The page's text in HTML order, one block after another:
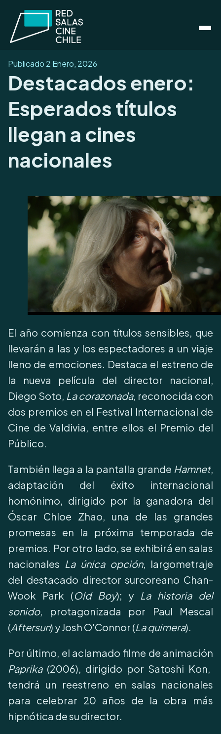
Publicado 2 Enero, 2026
Destacados enero:
Esperados títulos
llegan a cines
nacionales
El año comienza con títulos sensibles, que
llevarán a las y los espectadores a un viaje
lleno de emociones. Destaca el estreno de
la nueva película del director nacional,
Diego Soto, La corazonada, reconocida con
dos premios en el Festival Internacional de
Cine de Valdivia, entre ellos el Premio del
Público.
También llega a la pantalla grande Hamnet,
adaptación del éxito internacional
homónimo, dirigido por la ganadora del
Óscar Chloe Zhao, una de las grandes
promesas en la próxima temporada de
premios. Por otro lado, se exhibirá en salas
nacionales La única opción, largometraje
del destacado director surcoreano Chan-
Wook Park (Old Boy); y La historia del
sonido, protagonizada por Paul Mescal
(Aftersun) y Josh O'Connor (La quimera).
Por último, el aclamado filme de animación
Paprika(2006), dirigido por Satoshi Kon,
tendrá un reestreno en salas nacionales
para celebrar 20 años de la obra más
hipnótica de su director.